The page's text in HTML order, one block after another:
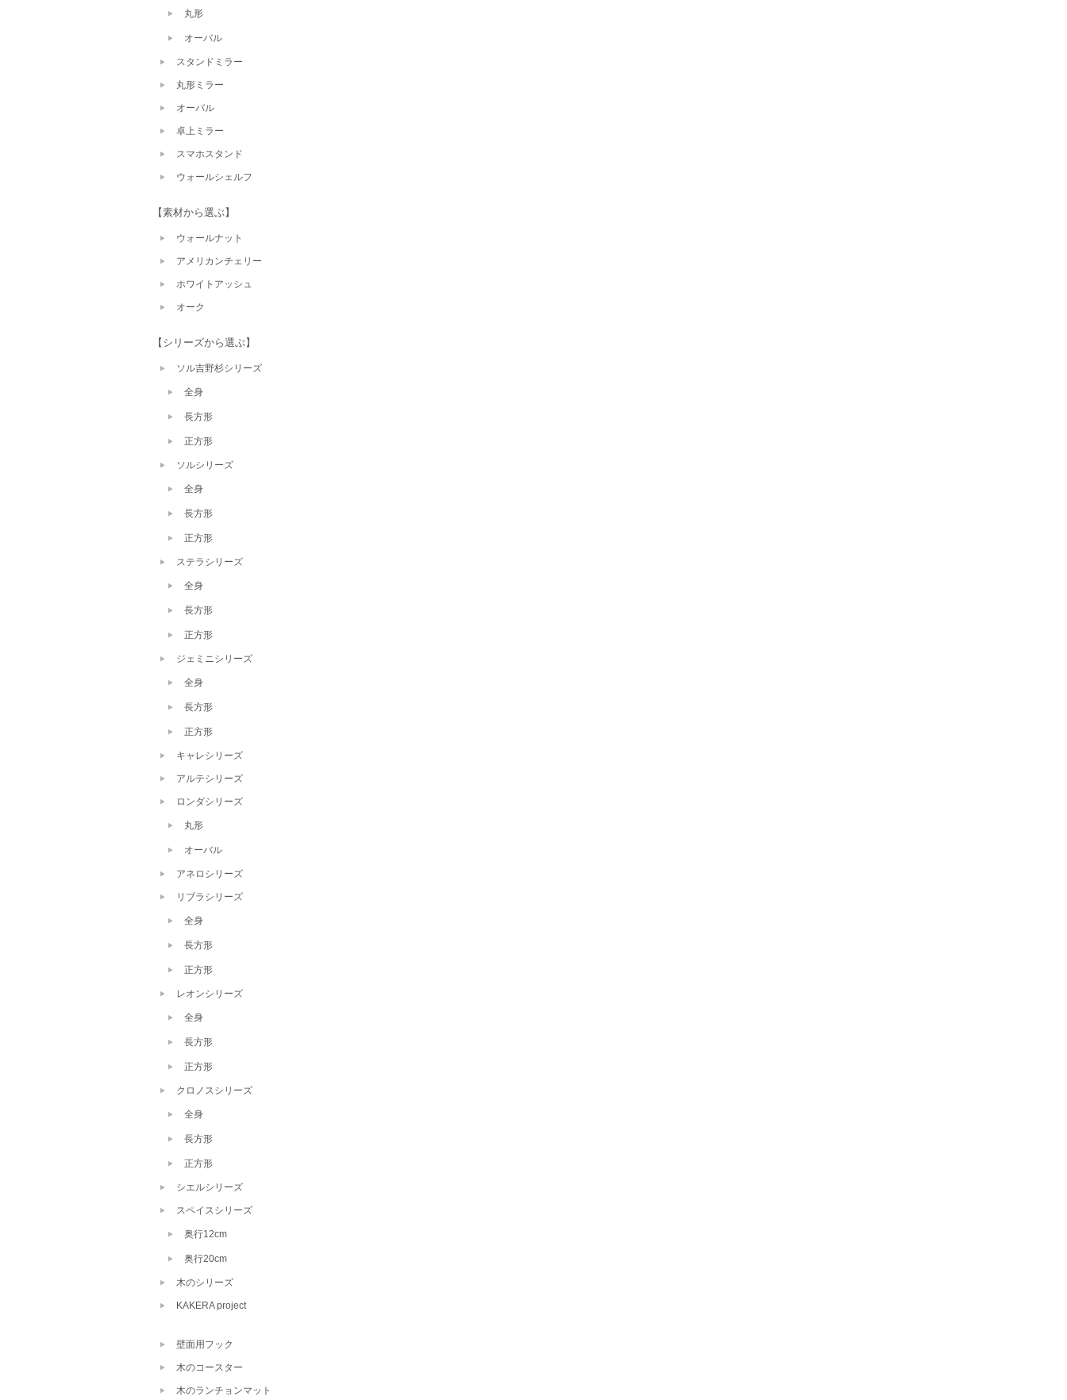
丸形
オーバル
スタンドミラー
丸形ミラー
オーバル
卓上ミラー
スマホスタンド
ウォールシェルフ
【素材から選ぶ】
ウォールナット
アメリカンチェリー
ホワイトアッシュ
オーク
【シリーズから選ぶ】
ソル吉野杉シリーズ
全身
長方形
正方形
ソルシリーズ
全身
長方形
正方形
ステラシリーズ
全身
長方形
正方形
ジェミニシリーズ
全身
長方形
正方形
キャレシリーズ
アルテシリーズ
ロンダシリーズ
丸形
オーバル
アネロシリーズ
リブラシリーズ
全身
長方形
正方形
レオンシリーズ
全身
長方形
正方形
クロノスシリーズ
全身
長方形
正方形
シエルシリーズ
スペイスシリーズ
奥行12cm
奥行20cm
木のシリーズ
KAKERA project
壁面用フック
木のコースター
木のランチョンマット